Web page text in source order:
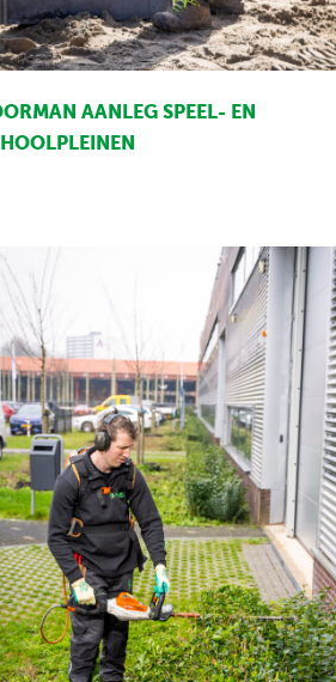
AANLEG SPEEL- EN